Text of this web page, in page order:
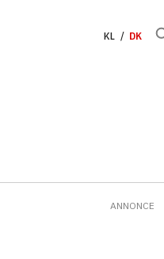
KL DK
ANNONCE